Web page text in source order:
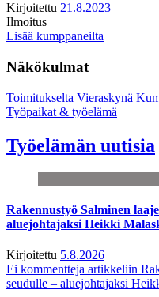
Kirjoitettu 21.8.2023
Ilmoitus
Lisää kumppaneilta
Näkökulmat
Toimitukselta Vieraskynä
Työpaikat & työelämä
Työelämän uutisia
Rakennustyö Salminen
aluejohtajaksi Heikki
Kirjoitettu 5.8.2026
Ei kommentteja artikkeliin
seudulle – aluejohtajaksi